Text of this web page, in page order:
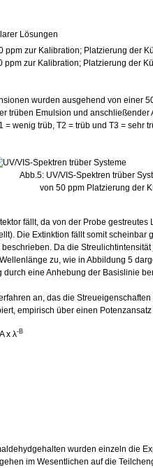
zur Kalibration; Platzierung der
zur Kalibration; Platzierung der
wurden ausgehend von einer
trüben Emulsion und anschließender
wenig trüb, T2 = trüb und T3 = sehr
Abb.5: UV/VIS-Spektren trüber
von 50 ppm Platzierung der
fällt, da von der Probe gestreutes
Die Extinktion fällt somit scheinbar
Da die
zu, wie in Abbildung 5
eine Anhebung der Basislinie
an, das die
empirisch über einen
x λ-B
wurden einzeln die
im Wesentlichen auf die